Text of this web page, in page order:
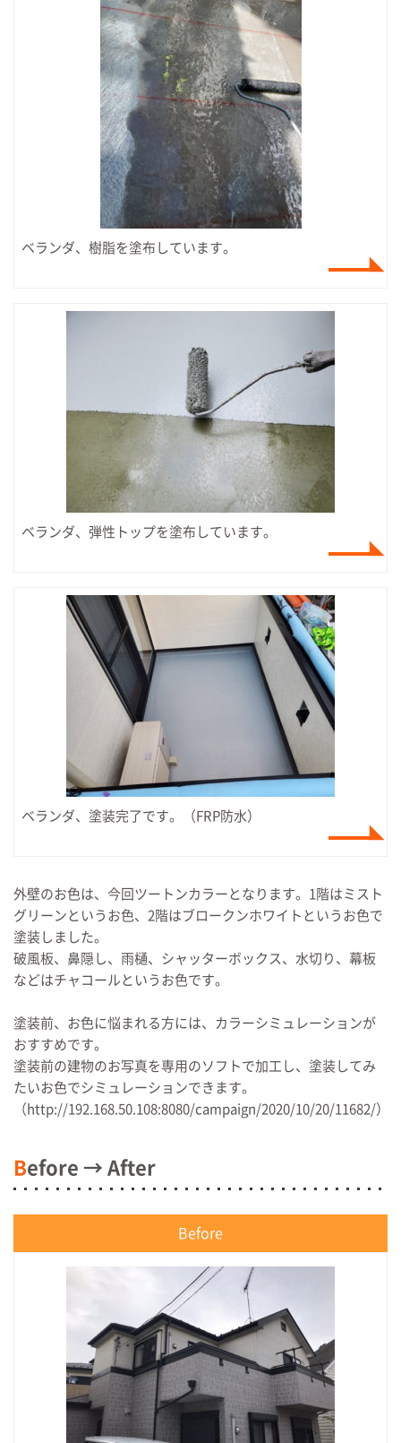
ベランダ、樹脂を塗布しています。
ベランダ、弾性トップを塗布しています。
ベランダ、塗装完了です。（FRP防水）
外壁のお色は、今回ツートンカラーとなります。1階はミスト
グリーンというお色、2階はブロークンホワイトというお色で
塗装しました。
破風板、鼻隠し、雨樋、シャッターボックス、水切り、幕板
などはチャコールというお色です。
塗装前、お色に悩まれる方には、カラーシミュレーションが
おすすめです。
塗装前の建物のお写真を専用のソフトで加工し、塗装してみ
たいお色でシミュレーションできます。
（http://192.168.50.108:8080/campaign/2020/10/20/11682/）
Before → After